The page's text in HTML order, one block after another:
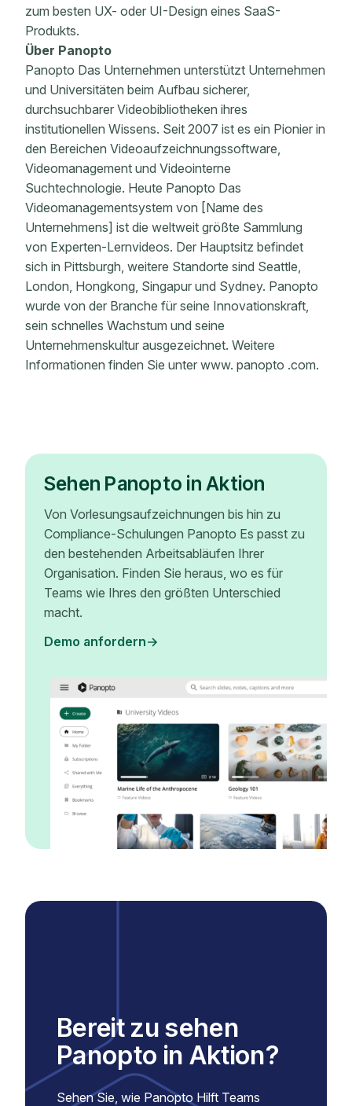
zum besten UX- oder UI-Design eines SaaS-
Produkts.
Über Panopto
Panopto Das Unternehmen unterstützt Unternehmen
und Universitäten beim Aufbau sicherer,
durchsuchbarer Videobibliotheken ihres
institutionellen Wissens. Seit 2007 ist es ein Pionier in
den Bereichen Videoaufzeichnungssoftware,
Videomanagement und Videointerne
Suchtechnologie. Heute Panopto Das
Videomanagementsystem von [Name des
Unternehmens] ist die weltweit größte Sammlung
von Experten-Lernvideos. Der Hauptsitz befindet
sich in Pittsburgh, weitere Standorte sind Seattle,
London, Hongkong, Singapur und Sydney. Panopto
wurde von der Branche für seine Innovationskraft,
sein schnelles Wachstum und seine
Unternehmenskultur ausgezeichnet. Weitere
Informationen finden Sie unter www. panopto .com.
Sehen Panopto in Aktion
Von Vorlesungsaufzeichnungen bis hin zu
Compliance-Schulungen Panopto Es passt zu
den bestehenden Arbeitsabläufen Ihrer
Organisation. Finden Sie heraus, wo es für
Teams wie Ihres den größten Unterschied
macht.
Demo anfordern
Bereit zu sehen
Panopto in Aktion?
Sehen Sie, wie Panopto Hilft Teams